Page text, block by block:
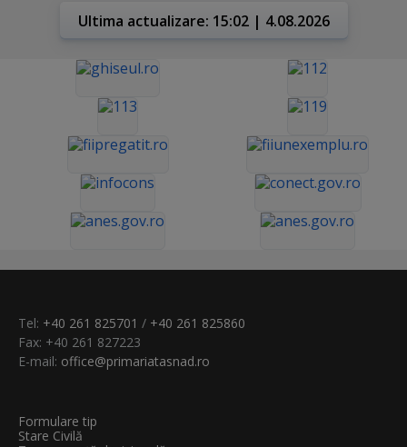
Ultima actualizare: 15:02 | 4.08.2026
Tel: +40 261 825701 / +40 261 825860
Fax: +40 261 827223
E-mail: office@primariatasnad.ro
Formulare tip
Stare Civilă